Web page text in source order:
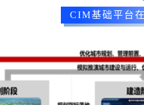
CIM基础平台